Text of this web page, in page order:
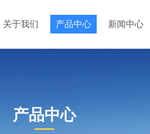
关于我们 产品中心 新闻中心
产品中心